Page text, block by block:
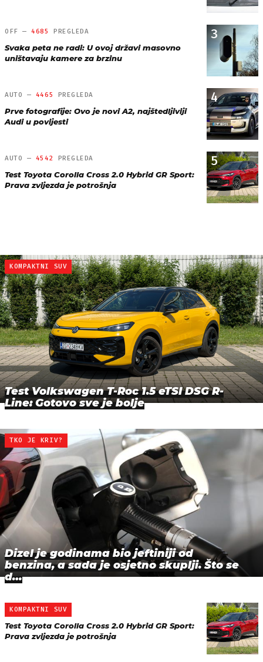
3
OFF —4685 PREGLEDA
Svaka peta ne radi: U ovoj državi masovno
uništavaju kamere za brzinu
4
AUTO — 4465 PREGLEDA
Prve fotografije: Ovo je novi A2, najštedljiviji
Audi u povijesti
5
AUTO — 4542 PREGLEDA
Test Toyota Corolla Cross 2.0 Hybrid GR Sport:
Prava zvijezda je potrošnja
KOMPAKTNI SUV
Test Volkswagen T-Roc 1.5 eTSI DSG R-
Line: Gotovo sve je bolje
TKO JE KRIV?
Dizel je godinama bio jeftiniji od
benzina, a sada je osjetno skuplji. Što se
d…
KOMPAKTNI SUV
Test Toyota Corolla Cross 2.0 Hybrid GR Sport:
Prava zvijezda je potrošnja